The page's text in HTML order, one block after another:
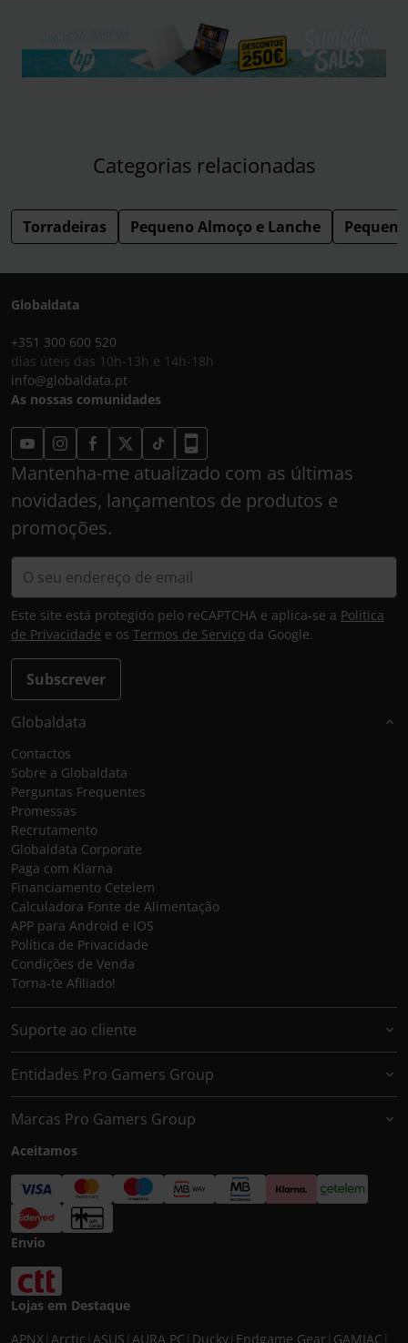
Categorias relacionadas
Torradeiras Pequeno Almoço e Lanche
Globaldata
+351 300 600 520
dias úteis das 10h-13h e 14h-18h
info@globaldata.pt
As nossas comunidades
Mantenha-me atualizado com as últimas
novidades, lançamentos de produtos e
promoções.
Subscrever
Este site está protegido pelo reCAPTCHA e aplica-se a Política
de Privacidade e os Termos de Serviço da Google.
Globaldata
Contactos
Sobre a Globaldata
Perguntas Frequentes
Promessas
Recrutamento
Globaldata Corporate
Paga com Klarna
Financiamento Cetelem
Calculadora Fonte de Alimentação
APP para Android e IOS
Política de Privacidade
Condições de Venda
Torna-te Afiliado!
Suporte ao cliente
Entidades Pro Gamers Group
Marcas Pro Gamers Group
Aceitamos
Envio
Lojas em Destaque
APNX Arctic ASUS AURA PC Ducky Endgame Gear GAMIAC